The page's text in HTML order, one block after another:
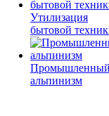
Утилизация
бытовой
альпинизм